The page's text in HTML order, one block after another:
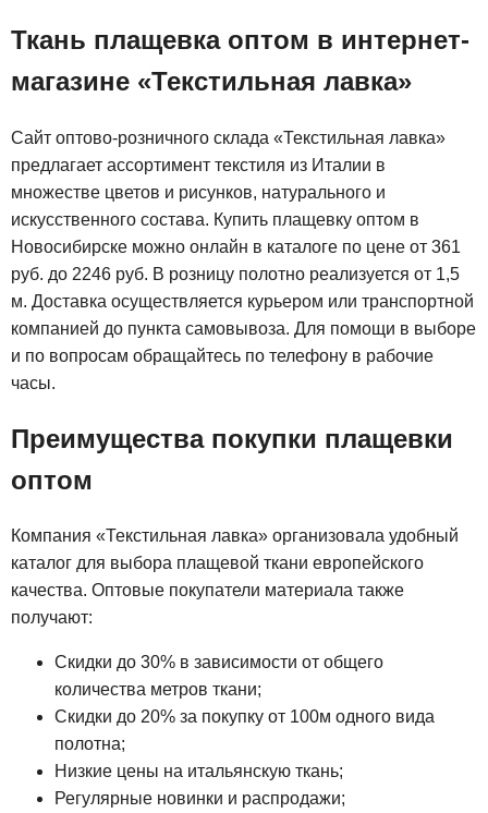
Ткань плащевка оптом в интернет-
магазине «Текстильная лавка»
Сайт оптово-розничного склада «Текстильная лавка»
предлагает ассортимент текстиля из Италии в
множестве цветов и рисунков, натурального и
искусственного состава. Купить плащевку оптом в
Новосибирске можно онлайн в каталоге по цене от 361
руб. до 2246 руб. В розницу полотно реализуется от 1,5
м. Доставка осуществляется курьером или транспортной
компанией до пункта самовывоза. Для помощи в выборе
и по вопросам обращайтесь по телефону в рабочие
часы.
Преимущества покупки плащевки
оптом
Компания «Текстильная лавка» организовала удобный
каталог для выбора плащевой ткани европейского
качества. Оптовые покупатели материала также
получают:
Скидки до 30% в зависимости от общего
количества метров ткани;
Скидки до 20% за покупку от 100м одного вида
полотна;
Низкие цены на итальянскую ткань;
Регулярные новинки и распродажи;